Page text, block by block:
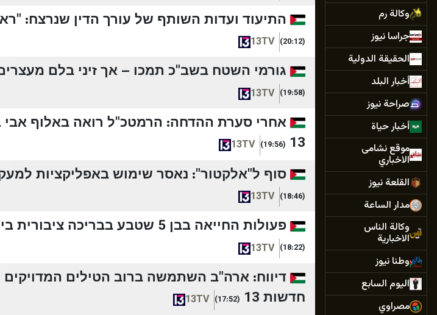
وكالة رم
جراسا نيوز
الحقيقة الدولية
أخبار البلد
صراحة نيوز
أخبار حياة
موقع نشامى
الاخباري
القلعة نيوز
مدار الساعة
وكالة الناس
الاخبارية
وطنا نيوز
اليوم السابع
مصراوي
התיעוד ועדות השותף של עורך הדין שנרצח:
(20:12)
13TV
גורמי השטח בשב"כ תמכו – אך זיני בלם מעצרים
(19:58)
13TV
אחרי סערת ההדחה: הרמטכ"ל רואה באלוף
13
(19:56)
13TV
סוף ל"אלקטור": נאסר שימוש באפליקציות
(18:46)
13TV
פעולות החייאה בבן 5 שטבע בבריכה ציבורית ביישוב עומר | חדשות 13
(18:22)
13TV
דיווח: ארה"ב השתמשה ברוב הטילים
חדשות 13
(17:52)
13TV